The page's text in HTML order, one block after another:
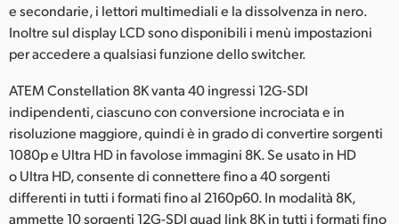
United States
e secondarie, i lettori multimediali e la dissolvenza in nero.
Inoltre sul display LCD sono disponibili i menù impostazioni
per accedere a qualsiasi funzione dello switcher.
ATEM Constellation 8K vanta 40 ingressi 12G-SDI
indipendenti, ciascuno con conversione incrociata e in
risoluzione maggiore, quindi è in grado di convertire sorgenti
1080p e Ultra HD in favolose immagini 8K. Se usato in HD
o Ultra HD, consente di connettere fino a 40 sorgenti
differenti in tutti i formati fino al 2160p60. In modalità 8K,
ammette 10 sorgenti 12G-SDI quad link 8K in tutti i formati fino